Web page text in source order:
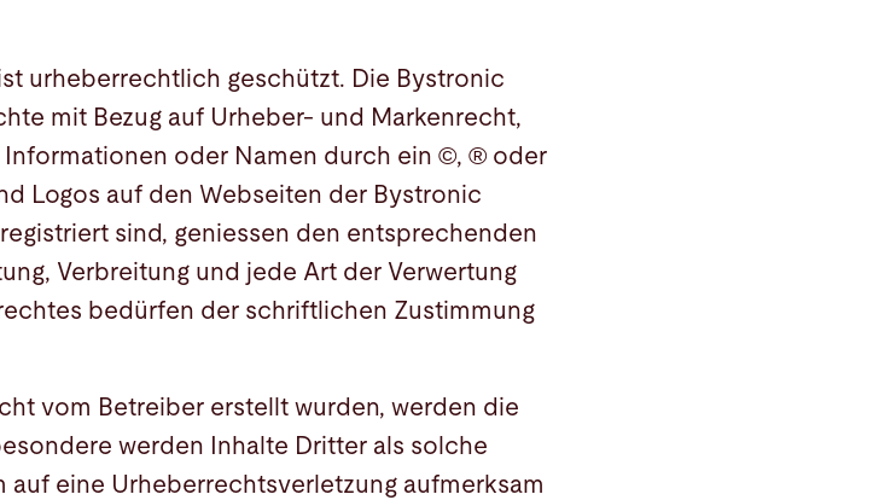
urheberrechtlich geschützt. Die Bystronic
mit Bezug auf Urheber- und Markenrecht,
oder Namen durch ein ©, ® oder
Logos auf den Webseiten der Bystronic
sind, geniessen den entsprechenden
Verbreitung und jede Art der Verwertung
bedürfen der schriftlichen Zustimmung
vom Betreiber erstellt wurden, werden die
werden Inhalte Dritter als solche
auf eine Urheberrechtsverletzung aufmerksam